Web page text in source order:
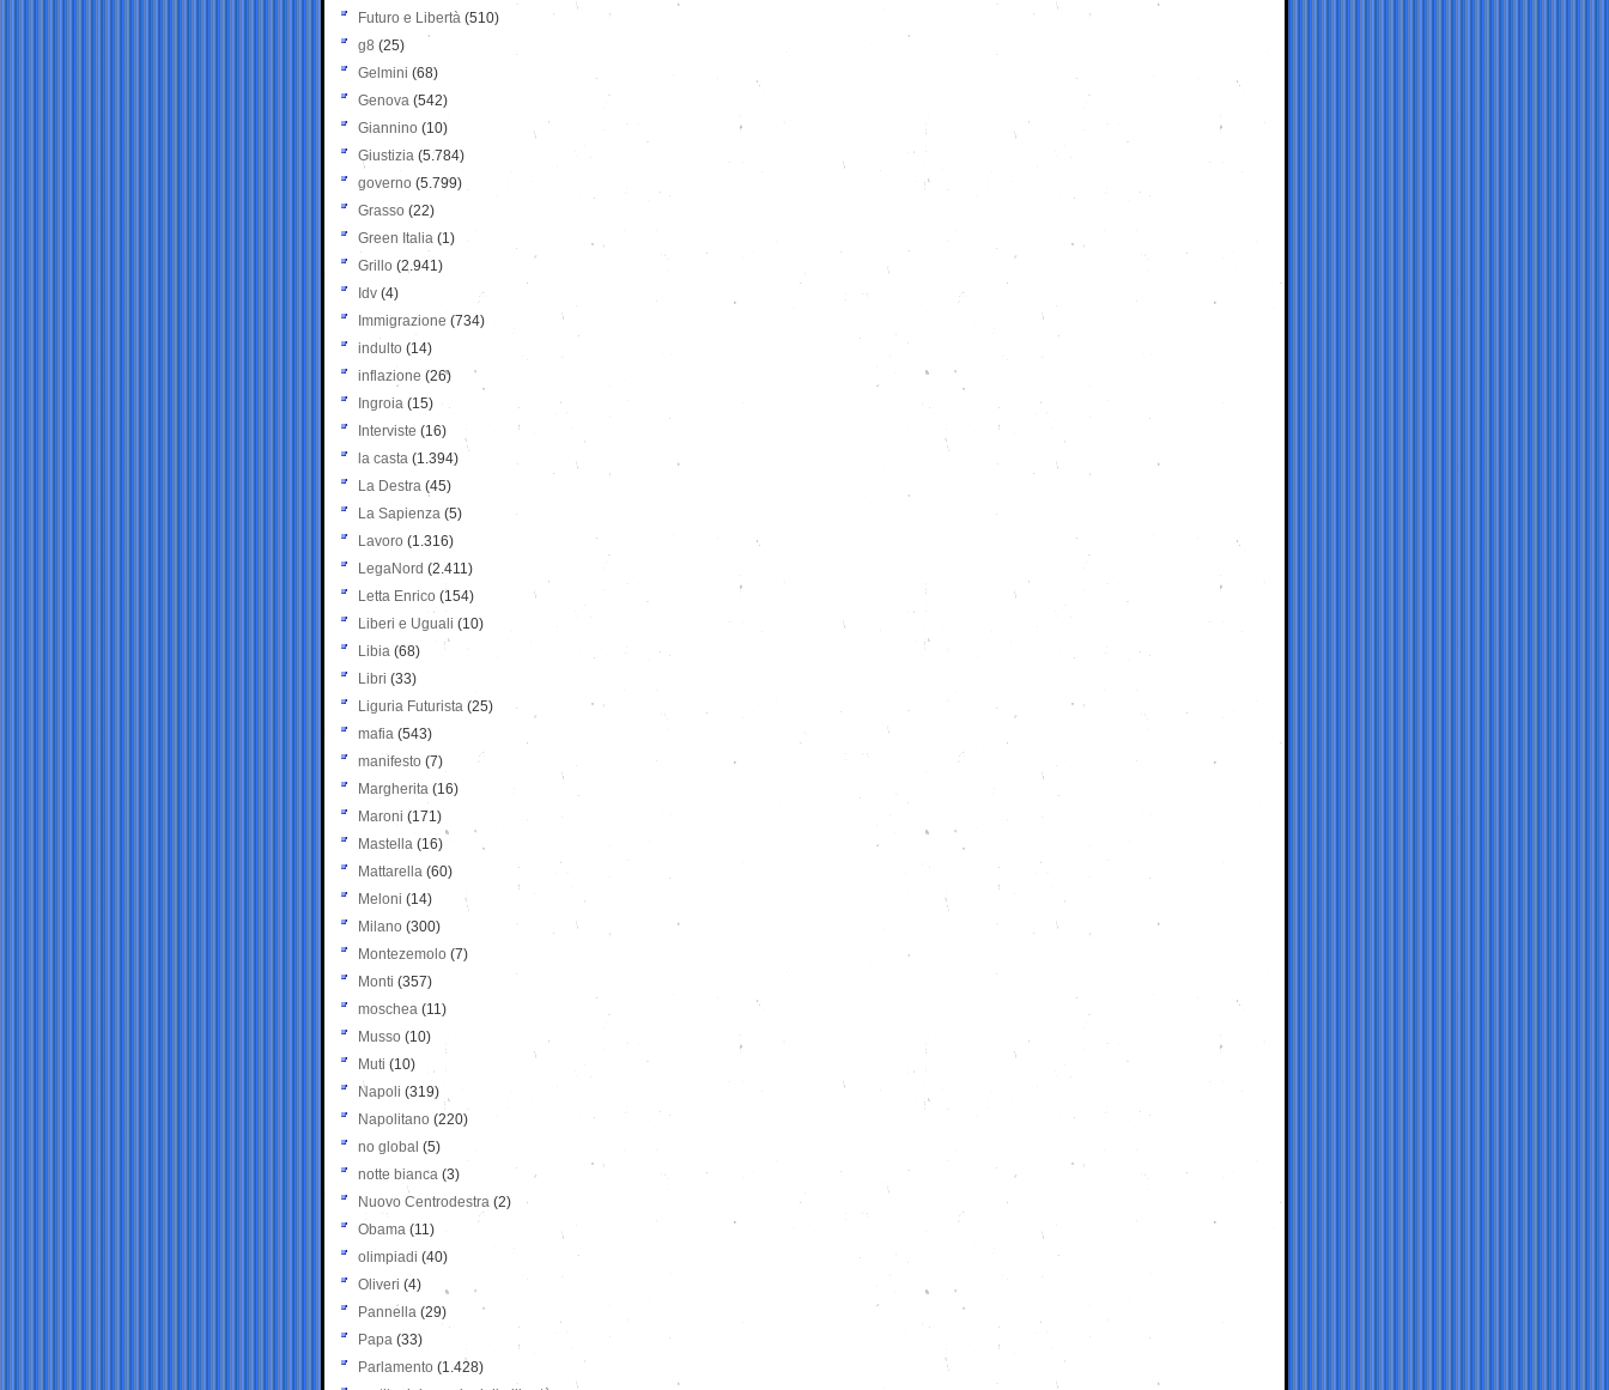
Futuro e Libertà (510)
g8 (25)
Gelmini (68)
Genova (542)
Giannino (10)
Giustizia (5.784)
governo (5.799)
Grasso (22)
Green Italia (1)
Grillo (2.941)
Idv (4)
Immigrazione (734)
indulto (14)
inflazione (26)
Ingroia (15)
Interviste (16)
la casta (1.394)
La Destra (45)
La Sapienza (5)
Lavoro (1.316)
LegaNord (2.411)
Letta Enrico (154)
Liberi e Uguali (10)
Libia (68)
Libri (33)
Liguria Futurista (25)
mafia (543)
manifesto (7)
Margherita (16)
Maroni (171)
Mastella (16)
Mattarella (60)
Meloni (14)
Milano (300)
Montezemolo (7)
Monti (357)
moschea (11)
Musso (10)
Muti (10)
Napoli (319)
Napolitano (220)
no global (5)
notte bianca (3)
Nuovo Centrodestra (2)
Obama (11)
olimpiadi (40)
Oliveri (4)
Pannella (29)
Papa (33)
Parlamento (1.428)